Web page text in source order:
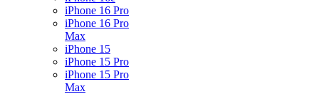
iPhone 16 Pro
iPhone 16 Pro
Max
iPhone 15
iPhone 15 Pro
iPhone 15 Pro
Max